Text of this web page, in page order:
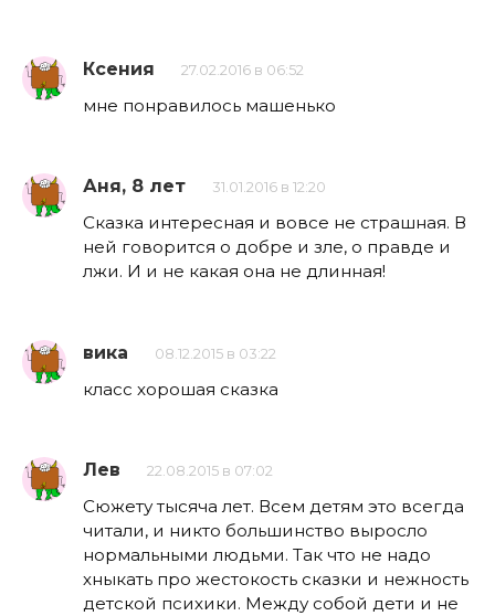
Ксения 27.02.2016 в 06:52
мне понравилось машенько
Аня, 8 лет 31.01.2016 в 12:20
Сказка интересная и вовсе не страшная. В
ней говорится о добре и зле, о правде и
лжи. И и не какая она не длинная!
вика 08.12.2015 в 03:22
класс хорошая сказка
Лев 22.08.2015 в 07:02
Сюжету тысяча лет. Всем детям это всегда
читали, и никто большинство выросло
нормальными людьми. Так что не надо
хныкать про жестокость сказки и нежность
детской психики. Между собой дети и не